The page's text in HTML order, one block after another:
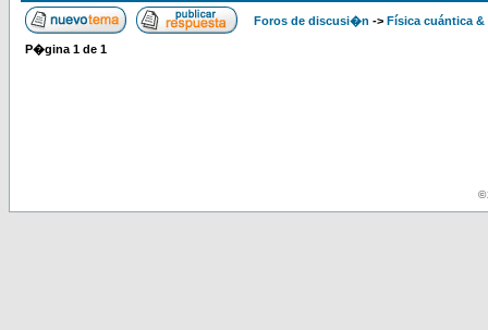
Foros de discusi�n -> Física cuántica &
P�gina 1 de 1
©